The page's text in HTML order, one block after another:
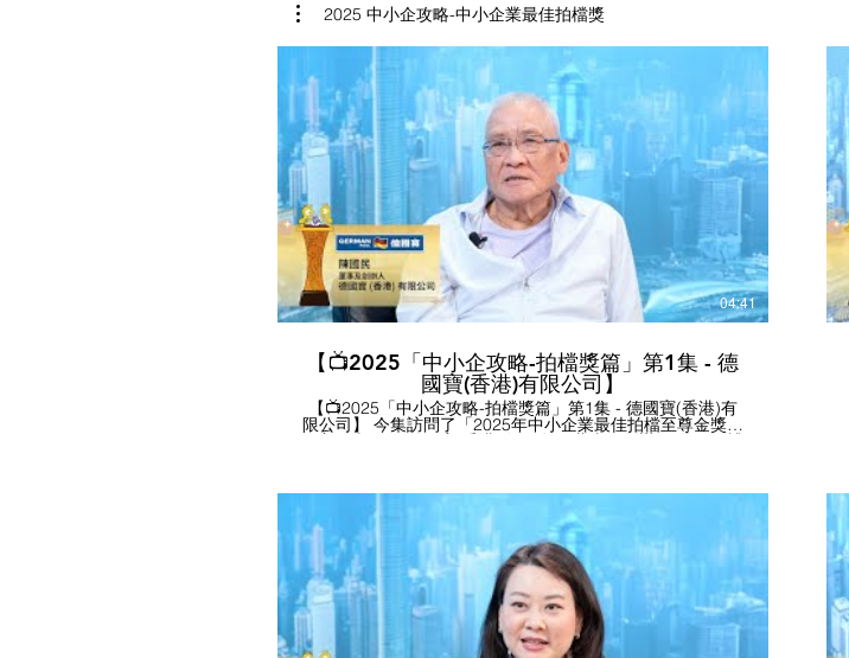
2025 中小企攻略-中小企業最佳拍檔獎
播放影片
04:41
【📺2025「中小企攻略-拍檔獎篇」第1集 - 德
國寶(香港)有限公司】
【📺2025「中小企攻略-拍檔獎篇」第1集 - 德國寶(香港)有
限公司】 今集訪問了「2025年中小企業最佳拍檔至尊金獎」
得主代表 ----- 德國寶(香港)有限公司 董事及創辦人 陳國民博
順德自設大型生產基地，確保產品有穩定供應，保持最佳品
質，同時兼顧成本控制，為中小企提供物超所值的產品。 -
德國寶推出多款超越一級能源效益和一級用水效益標準的產
品，高效節能，助中小企節省水電開支，減輕營運負擔。 -
德國寶支援中小企數碼轉型，善用大數據分析、人工智能、
自動化營銷等嶄新技術，助企業以最有效的方式接觸目標客
群，開拓更多營銷機遇。 如有興趣了解更多，可瀏覽公司網
站 https://www.germanpool.com #香港中小型企業總商會 #
德國寶 #中小企發展 #中小企 #最佳中小企獎 #最佳中小企業
獎 #中小企業最佳拍檔獎 #鵬程中小企青年創意創業獎 #ESG
播放影片